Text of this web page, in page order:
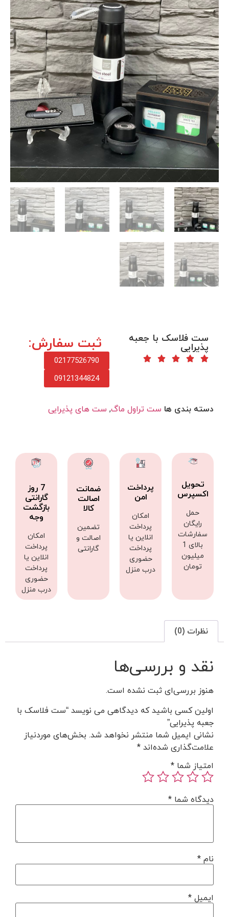
ست فلاسک با جعبه
پذیرایی ثبت سفارش:
02177526790
09121344824
دسته بندی ها ست تراول ماگ, ست های پذیرایی
تحویل
اکسپرس
حمل
رایگان
سفارشات
بالای 1
میلیون
تومان
پرداخت
امن
امکان
پرداخت
انلاین یا
پرداخت
حضوری
درب منزل
ضمانت
اصالت
کالا
تضمین
اصالت و
گارانتی
7 روز
گارانتی
بازگشت
وجه
امکان
پرداخت
انلاین یا
پرداخت
حضوری
درب منزل
نظرات (0)
نقد و بررسی‌ها
هنوز بررسی‌ای ثبت نشده است.
اولین کسی باشید که دیدگاهی می نویسد “ست فلاسک با
جعبه پذیرایی”
نشانی ایمیل شما منتشر نخواهد شد. بخش‌های موردنیاز
علامت‌گذاری شده‌اند*
امتیاز شما *
دیدگاه شما *
نام*
ایمیل*